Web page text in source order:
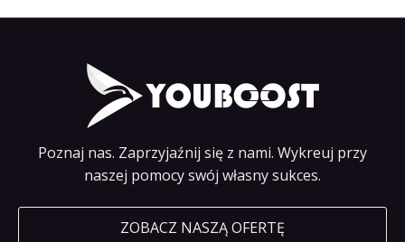
Poznaj nas. Zaprzyjaźnij się z nami. Wykreuj przy
naszej pomocy swój własny sukces.
ZOBACZ NASZĄ OFERTĘ